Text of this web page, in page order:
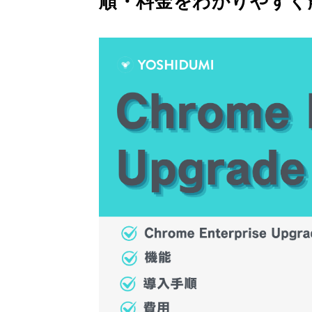
Gemini 導入支援 AI Driven